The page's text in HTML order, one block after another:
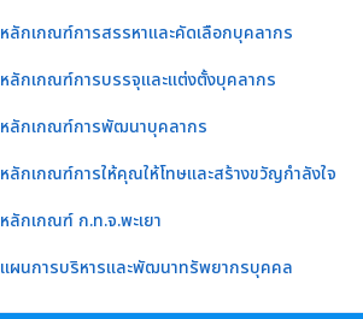
หลักเกณฑ์การสรรหาและคัดเลือกบุคลากร
หลักเกณฑ์การบรรจุและแต่งตั้งบุคลากร
หลักเกณฑ์การพัฒนาบุคลากร
หลักเกณฑ์การให้คุณให้โทษและสร้างขวัญกำลังใจ
หลักเกณฑ์ ก.ท.จ.พะเยา
แผนการบริหารและพัฒนาทรัพยากรบุคคล